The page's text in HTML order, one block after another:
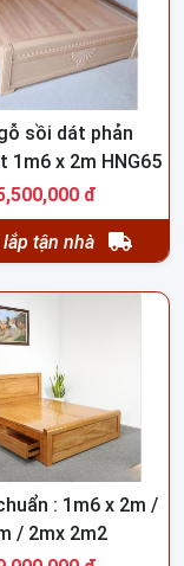
sồi dát phản
1m6 x 2m HNG65
đ
lắp tận nhà
: 1m6 x 2m /
/ 2mx 2m2